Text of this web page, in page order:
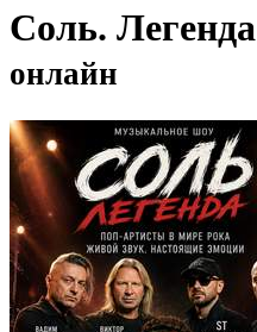
Соль. Легенда
онлайн